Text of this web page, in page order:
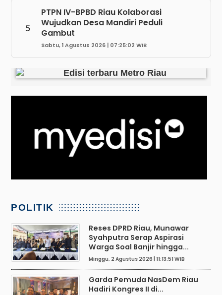
5
PTPN IV-BPBD Riau Kolaborasi
Wujudkan Desa Mandiri Peduli
Gambut
Sabtu, 1 Agustus 2026 | 07:25:02 WIB
POLITIK
Reses DPRD Riau, Munawar
Syahputra Serap Aspirasi
Warga Soal Banjir hingga...
Minggu, 2 Agustus 2026 | 11:13:51 WIB
Garda Pemuda NasDem Riau
Hadiri Kongres II di...